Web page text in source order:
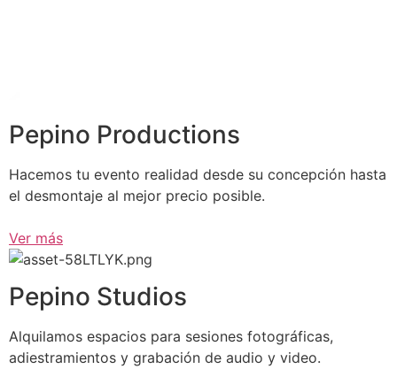
Pepino Productions
Hacemos tu evento realidad desde su concepción hasta
el desmontaje al mejor precio posible.
Ver más
Pepino Studios
Alquilamos espacios para sesiones fotográficas,
adiestramientos y grabación de audio y video.